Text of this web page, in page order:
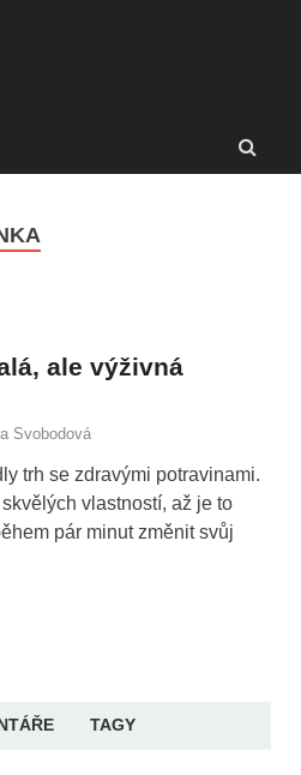
ale výživná
Svobodová
trh se zdravými potravinami.
vlastností, až je to
pár minut změnit svůj
TAGY